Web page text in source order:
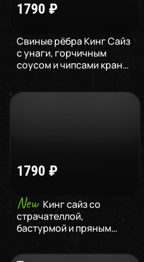
1790 ₽
Свиные рёбра Кинг Сайз
с унаги, горчичным
соусом и чипсами кранч,
1790 ₽
New Кинг сайз со
страчателлой,
бастурмой и пряным